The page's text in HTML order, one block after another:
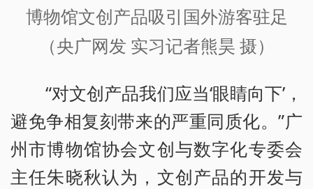
博物馆文创产品吸引国外游客驻足
（央广网发 实习记者熊昊 摄）
“对文创产品我们应当‘眼睛向下’，
避免争相复刻带来的严重同质化。”广
州市博物馆协会文创与数字化专委会
主任朱晓秋认为，文创产品的开发与